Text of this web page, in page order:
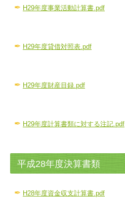
✒ H29年度事業活動計算書.pdf
✒ H29年度貸借対照表.pdf
✒ H29年度財産目録.pdf
✒ H29年度計算書類に対する注記.pdf
平成28年度決算書類
✒ H28年度資金収支計算書.pdf